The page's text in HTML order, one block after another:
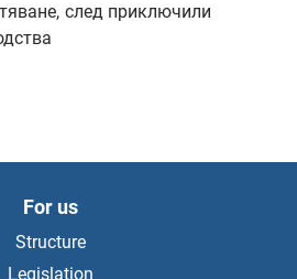
след приключили
For us
Structure
Legislation